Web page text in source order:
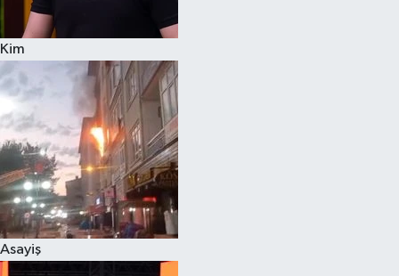
Kim
Asayiş
Siyaset
Teknoloji
Televizyon
Yaşam-Çevre